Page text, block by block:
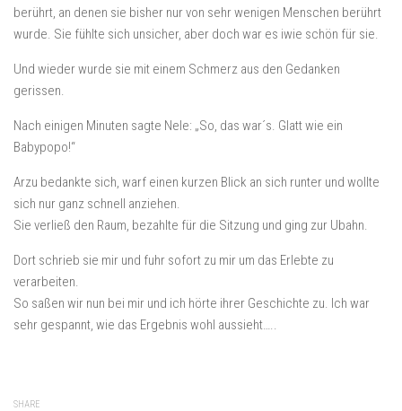
berührt, an denen sie bisher nur von sehr wenigen Menschen berührt
wurde. Sie fühlte sich unsicher, aber doch war es iwie schön für sie.
Und wieder wurde sie mit einem Schmerz aus den Gedanken
gerissen.
Nach einigen Minuten sagte Nele: „So, das war´s. Glatt wie ein
Babypopo!“
Arzu bedankte sich, warf einen kurzen Blick an sich runter und wollte
sich nur ganz schnell anziehen.
Sie verließ den Raum, bezahlte für die Sitzung und ging zur Ubahn.
Dort schrieb sie mir und fuhr sofort zu mir um das Erlebte zu
verarbeiten.
So saßen wir nun bei mir und ich hörte ihrer Geschichte zu. Ich war
sehr gespannt, wie das Ergebnis wohl aussieht…..
SHARE